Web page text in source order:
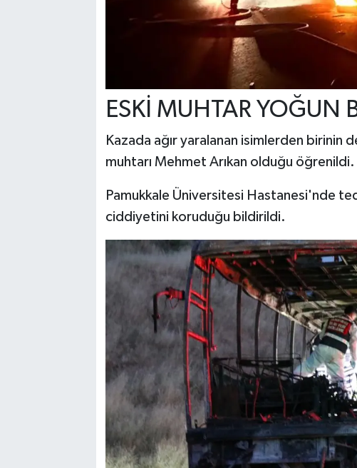
ESKİ MUHTAR YOĞUN
Kazada ağır yaralanan isimlerden birinin
muhtarı Mehmet Arıkan olduğu öğrenildi.
Pamukkale Üniversitesi Hastanesi'nde
ciddiyetini koruduğu bildirildi.